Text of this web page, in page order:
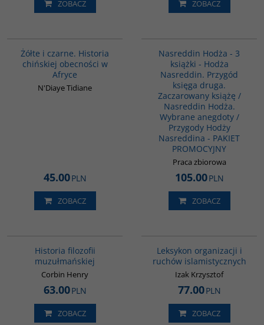
ZOBACZ ZOBACZ
Żółte i czarne. Historia
chińskiej obecności w
Afryce
N'Diaye Tidiane
45.00PLN
ZOBACZ
Nasreddin Hodża - 3
książki - Hodża
Nasreddin. Przygód
księga druga.
Zaczarowany książę /
Nasreddin Hodża.
Wybrane anegdoty /
Przygody Hodży
Nasreddina - PAKIET
PROMOCYJNY
Praca zbiorowa
105.00PLN
ZOBACZ
Historia filozofii
muzułmańskiej
Corbin Henry
63.00PLN
ZOBACZ
Leksykon organizacji i
ruchów islamistycznych
Izak Krzysztof
77.00PLN
ZOBACZ